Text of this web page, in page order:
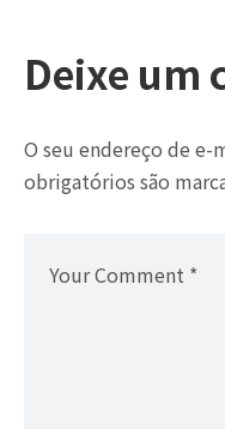
Deixe um
O seu endereço de e-
obrigatórios são